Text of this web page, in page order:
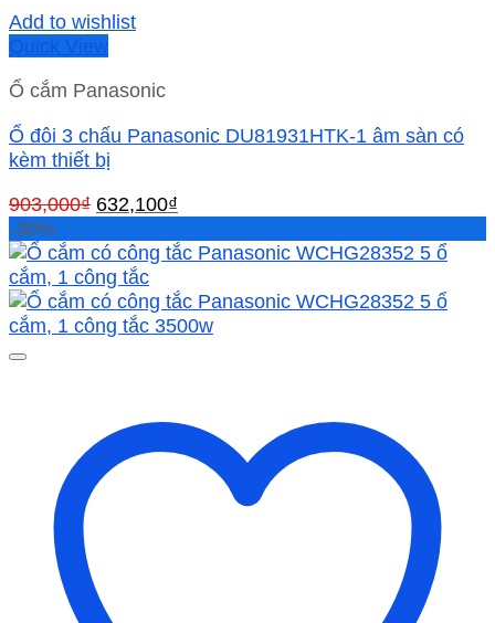
Add to wishlist
Quick View
Ổ cắm Panasonic
Ổ đôi 3 chấu Panasonic DU81931HTK-1 âm sàn có
kèm thiết bị
903,000₫ Giá
là:
903,000₫.
632,100₫
tại
632,100₫.
-30%